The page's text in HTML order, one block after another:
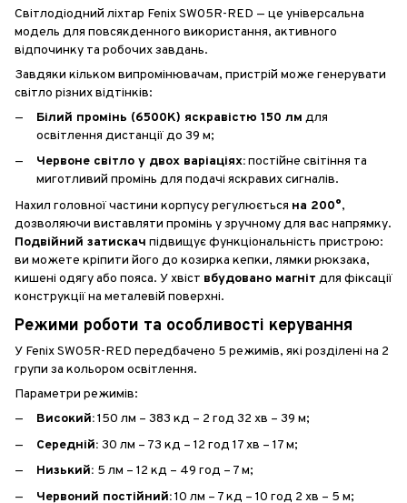
Світлодіодний ліхтар Fenix SW05R-RED — це універсальна
модель для повсякденного використання, активного
відпочинку та робочих завдань.
Завдяки кільком випромінювачам, пристрій може генерувати
світло різних відтінків:
Білий промінь (6500К) яскравістю 150 лм для
освітлення дистанції до 39 м;
Червоне світло у двох варіаціях:постійне світіння та
миготливий промінь для подачі яскравих сигналів.
Нахил головної частини корпусу регулюється на 200°,
дозволяючи виставляти промінь у зручному для вас напрямку.
Подвійний затискач підвищує функціональність пристрою:
ви можете кріпити його до козирка кепки, лямки рюкзака,
кишені одягу або пояса. У хвіст вбудовано магніт для фіксації
конструкції на металевій поверхні.
Режими роботи та особливості керування
У Fenix SW05R-RED передбачено 5 режимів, які розділені на 2
групи за кольором освітлення.
Параметри режимів:
Високий:150 лм – 383 кд – 2 год 32 хв – 39 м;
Середній: 30 лм – 73 кд – 12 год 17 хв – 17 м;
Низький: 5 лм – 12 кд – 49 год – 7 м;
Червоний постійний:10 лм – 7 кд – 10 год 2 хв – 5 м;